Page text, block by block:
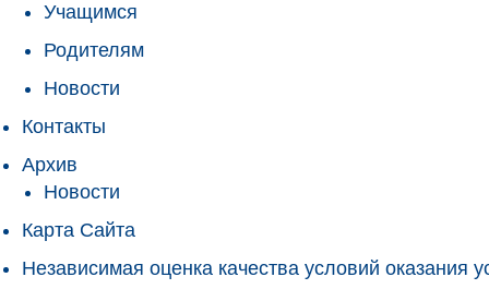
Учащимся
Родителям
Новости
Контакты
Архив
Новости
Карта Сайта
Независимая оценка качества условий оказания